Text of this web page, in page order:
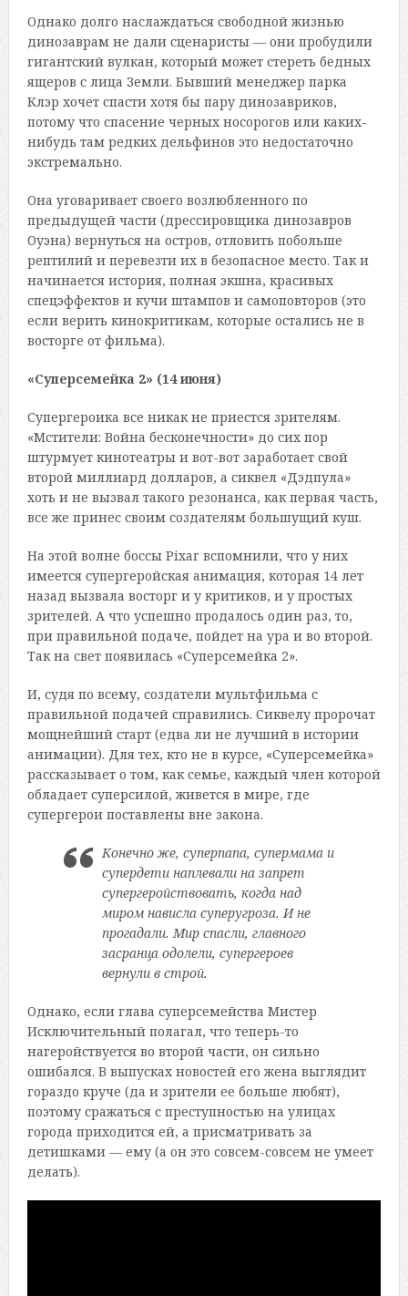
Однако долго наслаждаться свободной жизнью
динозаврам не дали сценаристы — они пробудили
гигантский вулкан, который может стереть бедных
ящеров с лица Земли. Бывший менеджер парка
Клэр хочет спасти хотя бы пару динозавриков,
потому что спасение черных носорогов или каких-
нибудь там редких дельфинов это недостаточно
экстремально.
Она уговаривает своего возлюбленного по
предыдущей части (дрессировщика динозавров
Оуэна) вернуться на остров, отловить побольше
рептилий и перевезти их в безопасное место. Так и
начинается история, полная экшна, красивых
спецэффектов и кучи штампов и самоповторов (это
если верить кинокритикам, которые остались не в
восторге от фильма).
«Суперсемейка 2» (14 июня)
Супергероика все никак не приестся зрителям.
«Мстители: Война бесконечности» до сих пор
штурмует кинотеатры и вот-вот заработает свой
второй миллиард долларов, а сиквел «Дэдпула»
хоть и не вызвал такого резонанса, как первая часть,
все же принес своим создателям большущий куш.
На этой волне боссы Pixar вспомнили, что у них
имеется супергеройская анимация, которая 14 лет
назад вызвала восторг и у критиков, и у простых
зрителей. А что успешно продалось один раз, то,
при правильной подаче, пойдет на ура и во второй.
Так на свет появилась «Суперсемейка 2».
И, судя по всему, создатели мультфильма с
правильной подачей справились. Сиквелу пророчат
мощнейший старт (едва ли не лучший в истории
анимации). Для тех, кто не в курсе, «Суперсемейка»
рассказывает о том, как семье, каждый член которой
обладает суперсилой, живется в мире, где
супергерои поставлены вне закона.
Конечно же, суперпапа, супермама и
супердети наплевали на запрет
супергеройствовать, когда над
миром нависла суперугроза. И не
прогадали. Мир спасли, главного
засранца одолели, супергероев
вернули в строй.
Однако, если глава суперсемейства Мистер
Исключительный полагал, что теперь-то
нагеройствуется во второй части, он сильно
ошибался. В выпусках новостей его жена выглядит
гораздо круче (да и зрители ее больше любят),
поэтому сражаться с преступностью на улицах
города приходится ей, а присматривать за
детишками — ему (а он это совсем-совсем не умеет
делать).